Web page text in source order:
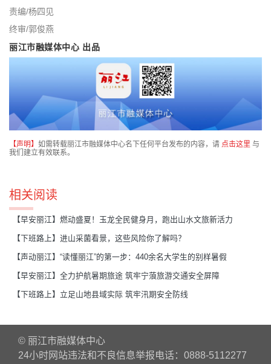
责编/杨四见
终审/郭俊燕
丽江市融媒体中心 出品
【声明】 如需转载丽江市融媒体中心名下任何平台发布的内容，请 点击这里 与
我们建立有效联系。
相关阅读
【早安丽江】燃动盛夏！玉龙全民健身月，跑出山水文旅新活力
【下班路上】进山采菌看景，这些风险你了解吗？
【声动丽江】“读懂丽江”的第一步：440余名大学生的别样暑假
【早安丽江】全力护航暑期旅途 筑牢宁蒗旅游交通安全屏障
【下班路上】立足山地县域实际 筑牢汛期安全防线
© 丽江市融媒体中心
24小时网站违法和不良信息举报电话：0888-5112277